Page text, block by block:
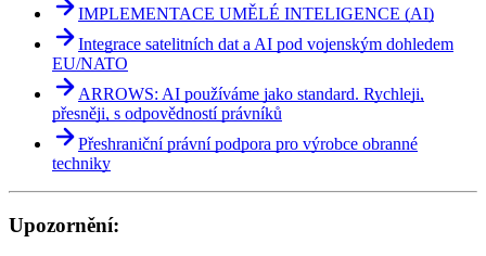
IMPLEMENTACE UMĚLÉ INTELIGENCE (AI)
Integrace satelitních dat a AI pod vojenským dohledem
EU/NATO
ARROWS: AI používáme jako standard. Rychleji,
přesněji, s odpovědností právníků
Přeshraniční právní podpora pro výrobce obranné
techniky
Upozornění: